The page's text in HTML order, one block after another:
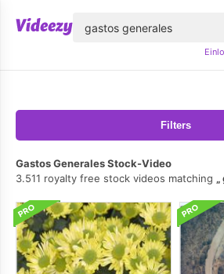
Filters
Gastos Generales Stock-Video
3.511 royalty free stock videos matching